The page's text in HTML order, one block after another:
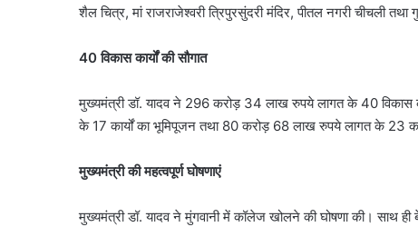
शैल चित्र, मां राजराजेश्वरी त्रिपुरसुंदरी मंदिर, पीतल नगरी चीचली
40 विकास कार्यों की सौगात
मुख्यमंत्री डॉ. यादव ने 296 करोड़ 34 लाख रुपये लागत के 40 विकास
के 17 कार्यों का भूमिपूजन तथा 80 करोड़ 68 लाख रुपये लागत के 23
मुख्यमंत्री की महत्वपूर्ण घोषणाएं
मुख्यमंत्री डॉ. यादव ने मुंगवानी में कॉलेज खोलने की घोषणा की। साथ ही